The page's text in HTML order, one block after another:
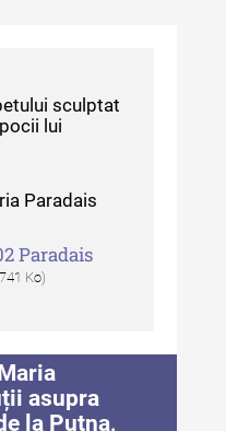
al Muzeului
al
Moldovei -
al
Moldovei -
al
Moldovei -
sculptat
lui
Paradais
Paradais
Ko)
asupra
la Putna,